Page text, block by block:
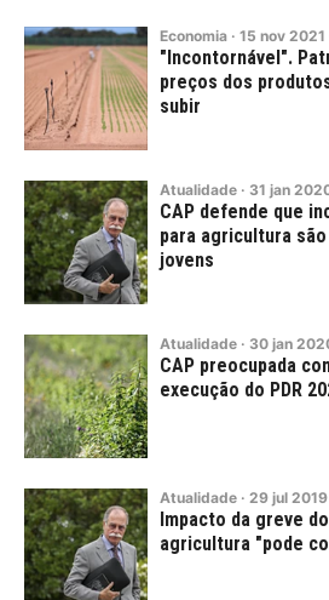
Economia · 15 nov 2021
"Incontornável".
preços dos
subir
Atualidade · 31 jan
CAP defende que
para agricultura
jovens
Atualidade · 30 jan
CAP preocupada
execução do PDR
Atualidade · 29 jul 2019
Impacto da greve
agricultura "pode